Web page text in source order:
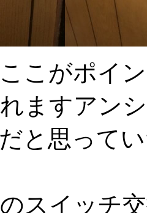
こがポイ
ますアン
と思って
スイッチ